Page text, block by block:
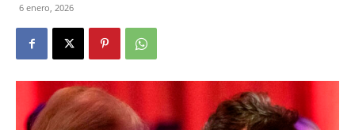
6 enero, 2026